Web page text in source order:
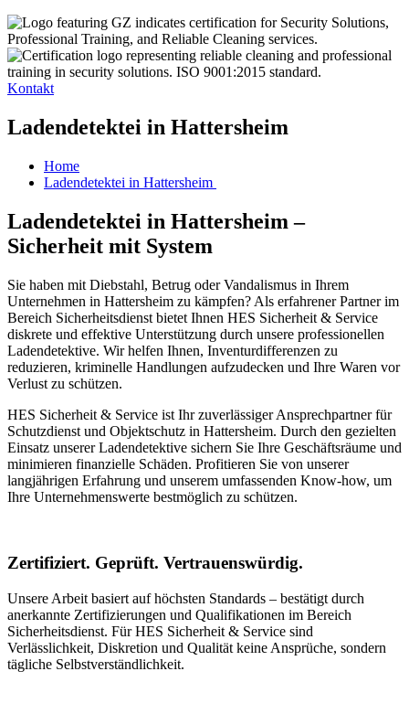
Kontakt
Ladendetektei in Hattersheim
Home
Ladendetektei in Hattersheim
Ladendetektei in Hattersheim –
Sicherheit mit System
Sie haben mit Diebstahl, Betrug oder Vandalismus in Ihrem
Unternehmen in Hattersheim zu kämpfen? Als erfahrener Partner im
Bereich Sicherheitsdienst bietet Ihnen HES Sicherheit & Service
diskrete und effektive Unterstützung durch unsere professionellen
Ladendetektive. Wir helfen Ihnen, Inventurdifferenzen zu
reduzieren, kriminelle Handlungen aufzudecken und Ihre Waren vor
Verlust zu schützen.
HES Sicherheit & Service ist Ihr zuverlässiger Ansprechpartner für
Schutzdienst und Objektschutz in Hattersheim. Durch den gezielten
Einsatz unserer Ladendetektive sichern Sie Ihre Geschäftsräume und
minimieren finanzielle Schäden. Profitieren Sie von unserer
langjährigen Erfahrung und unserem umfassenden Know-how, um
Ihre Unternehmenswerte bestmöglich zu schützen.
Zertifiziert. Geprüft. Vertrauenswürdig.
Unsere Arbeit basiert auf höchsten Standards – bestätigt durch
anerkannte Zertifizierungen und Qualifikationen im Bereich
Sicherheitsdienst. Für HES Sicherheit & Service sind
Verlässlichkeit, Diskretion und Qualität keine Ansprüche, sondern
tägliche Selbstverständlichkeit.